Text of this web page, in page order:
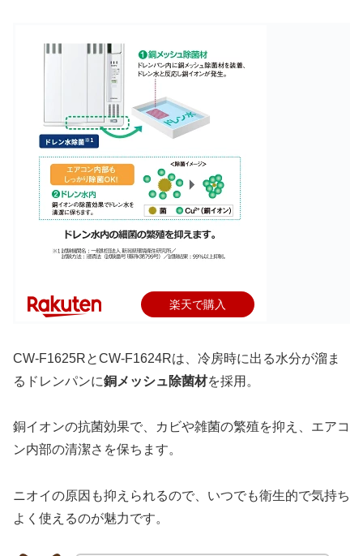
楽天で購入
CW-F1625RとCW-F1624Rは、冷房時に出る水分が溜ま
るドレンパンに銅メッシュ除菌材を採用。
銅イオンの抗菌効果で、カビや雑菌の繁殖を抑え、エアコ
ン内部の清潔さを保ちます。
ニオイの原因も抑えられるので、いつでも衛生的で気持ち
よく使えるのが魅力です。